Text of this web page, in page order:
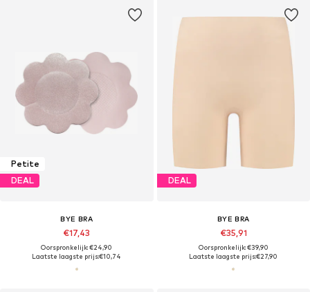
Petite
DEAL
BYE BRA
€17,43
Oorspronkelijk: €24,90
Laatste laagste prijs:€10,74
DEAL
BYE BRA
€35,91
Oorspronkelijk: €39,90
Laatste laagste prijs:€27,90